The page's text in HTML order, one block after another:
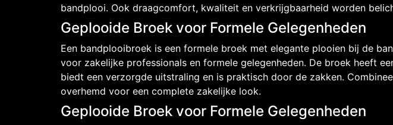
bandplooi. Ook draagcomfort, kwaliteit en verkrijgbaarheid worden
Geplooide Broek voor Formele Gelegenheden
Een bandplooibroek is een formele broek met elegante plooien bij de
voor zakelijke professionals en formele gelegenheden. De broek heeft
biedt een verzorgde uitstraling en is praktisch door de zakken.
overhemd voor een complete zakelijke look.
Geplooide Broek voor Formele Gelegenheden